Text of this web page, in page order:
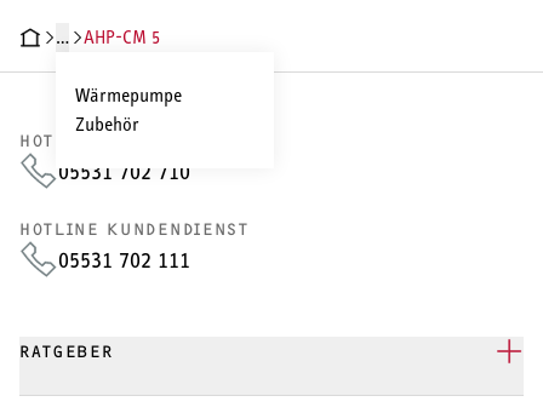
TECHNISCHE DATEN
…
Wärmepumpe
Zubehör
AHP-CM 5
HOTLINE VERTRIEB
05531 702 710
HOTLINE KUNDENDIENST
05531 702 111
RATGEBER